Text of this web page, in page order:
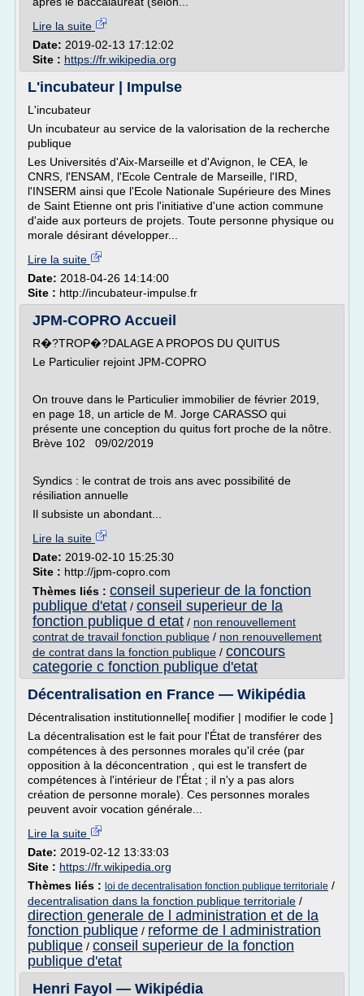
Lire la suite
Date: 2019-02-13 17:12:02
Site : https://fr.wikipedia.org
L'incubateur | Impulse
L'incubateur
Un incubateur au service de la valorisation de la recherche
publique
Les Universités d'Aix-Marseille et d'Avignon, le CEA, le
CNRS, l'ENSAM, l'Ecole Centrale de Marseille, l'IRD,
l'INSERM ainsi que l'Ecole Nationale Supérieure des Mines
de Saint Etienne ont pris l'initiative d'une action commune
d'aide aux porteurs de projets. Toute personne physique ou
morale désirant développer...
Lire la suite
Date: 2018-04-26 14:14:00
Site : http://incubateur-impulse.fr
JPM-COPRO Accueil
R�?TROP�?DALAGE A PROPOS DU QUITUS
Le Particulier rejoint JPM-COPRO
On trouve dans le Particulier immobilier de février 2019,
en page 18, un article de M. Jorge CARASSO qui
présente une conception du quitus fort proche de la nôtre.
Brève 102 09/02/2019
Syndics : le contrat de trois ans avec possibilité de
résiliation annuelle
Il subsiste un abondant...
Lire la suite
Date: 2019-02-10 15:25:30
Site : http://jpm-copro.com
Thèmes liés : conseil superieur de la fonction
publique d'etat / conseil superieur de la
fonction publique d etat / non renouvellement
contrat de travail fonction publique / non renouvellement
de contrat dans la fonction publique / concours
categorie c fonction publique d'etat
Décentralisation en France — Wikipédia
Décentralisation institutionnelle[ modifier | modifier le code ]
La décentralisation est le fait pour l'État de transférer des
compétences à des personnes morales qu'il crée (par
opposition à la déconcentration , qui est le transfert de
compétences à l'intérieur de l'État ; il n'y a pas alors
création de personne morale). Ces personnes morales
peuvent avoir vocation générale...
Lire la suite
Date: 2019-02-12 13:33:03
Site : https://fr.wikipedia.org
Thèmes liés : loi de decentralisation fonction publique territoriale /
decentralisation dans la fonction publique territoriale /
direction generale de l administration et de la
fonction publique / reforme de l administration
publique / conseil superieur de la fonction
publique d'etat
Henri Fayol — Wikipédia